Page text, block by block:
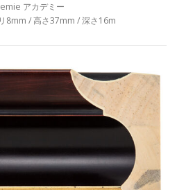
アカデミー
8mm / 高さ37mm / 深さ16m